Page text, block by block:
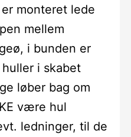
monteret lede
mellem
i bunden er
i skabet
løber bag om
være hul
ledninger, til de